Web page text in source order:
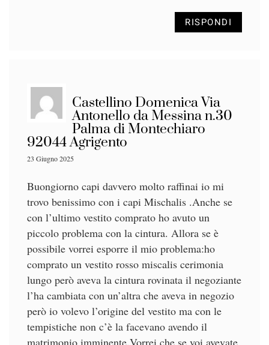
RISPONDI
Castellino Domenica Via
Antonello da Messina n.30
Palma di Montechiaro
92044 Agrigento
23 Giugno 2025
Buongiorno capi davvero molto raffinai io mi
trovo benissimo con i capi Mischalis .Anche se
con l’ultimo vestito comprato ho avuto un
piccolo problema con la cintura. Allora se è
possibile vorrei esporre il mio problema:ho
comprato un vestito rosso miscalis cerimonia
lungo però aveva la cintura rovinata il negoziante
l’ha cambiata con un’altra che aveva in negozio
però io volevo l’origine del vestito ma con le
tempistiche non c’è la facevano avendo il
matrimonio imminente.Vorrei che se voi avevate